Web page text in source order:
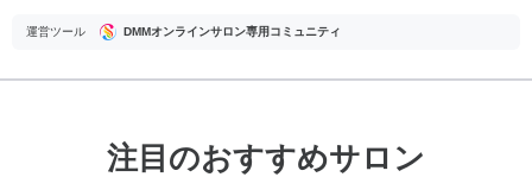
運営ツール DMMオンラインサロン専用コミュニティ
注目のおすすめサロン